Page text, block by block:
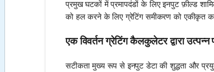
प्रमुख घटकों में प्रमापदंडों के लिए इनपुट फ़ील्ड
को हल करने के लिए ग्रेटिंग समीकरण को एकीकृत
एक विवर्तन ग्रेटिंग कैलकुलेटर द्वारा
सटीकता मुख्य रूप से इनपुट डेटा की शुद्धता और